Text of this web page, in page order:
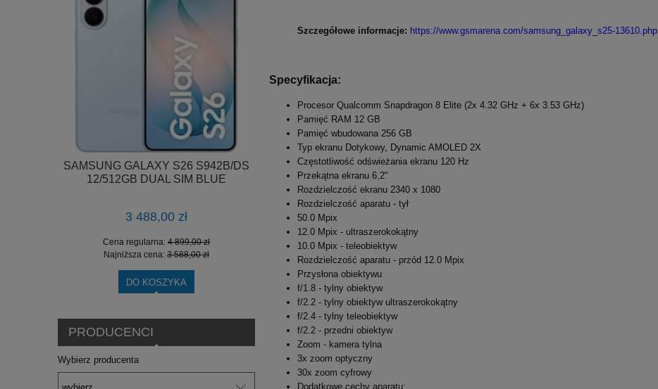
SAMSUNG GALAXY S26 S942B/DS
12/512GB DUAL SIM BLUE
3 488,00 zł
Cena regularna: 4 899,00 zł
Najniższa cena: 3 588,00 zł
DO KOSZYKA
SAMSUNG GALAXY S26+ S947B/DS
12/256GB DUAL SIM WHITE
3 688,00 zł
Cena regularna:6 199,00 zł
Najniższa cena:
3 788,00 zł
DO KOSZYKA
SAMSUNG GALAXY Z Flip7 FE 5G
PRODUCENCI
Wybierz producenta
Szczegółowe informacje: https://www.gsmarena.com/samsung_galaxy_s25-13610.php
Specyfikacja:
Procesor Qualcomm Snapdragon 8 Elite (2x 4.32 GHz + 6x 3.53 GHz)
Pamięć RAM 12 GB
Pamięć wbudowana 256 GB
Typ ekranu Dotykowy, Dynamic AMOLED 2X
Częstotliwość odświeżania ekranu 120 Hz
Przekątna ekranu 6,2"
Rozdzielczość ekranu 2340 x 1080
Rozdzielczość aparatu - tył
50.0 Mpix
12.0 Mpix - ultraszerokokątny
10.0 Mpix - teleobiektyw
Rozdzielczość aparatu - przód 12.0 Mpix
Przysłona obiektywu
f/1.8 - tylny obiektyw
f/2.2 - tylny obiektyw ultraszerokokątny
f/2.4 - tylny teleobiektyw
f/2.2 - przedni obiektyw
Zoom - kamera tylna
3x zoom optyczny
30x zoom cyfrowy
Dodatkowe cechy aparatu: